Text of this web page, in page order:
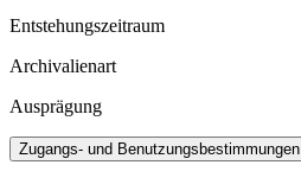
Entstehungszeitraum
Archivalienart
Ausprägung
Zugangs- und Benutzungsbestimmungen